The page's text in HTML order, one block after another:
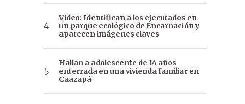
Video: Identifican a los ejecutados en
un parque ecológico de Encarnación y
aparecen imágenes claves
Hallan a adolescente de 14 años
enterrada en una vivienda familiar en
Caazapá